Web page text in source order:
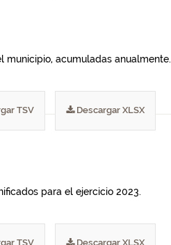
municipio, acumuladas anualmente.
TSV Descargar XLSX
para el ejercicio 2023.
TSV Descargar XLSX